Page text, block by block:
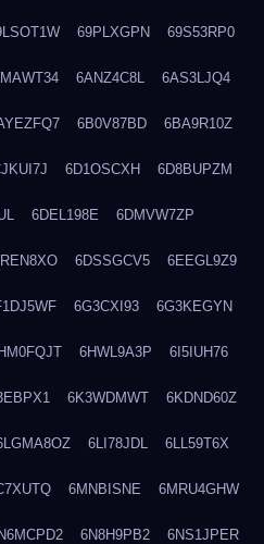
69PLXGPN 69S53RP0
6ANZ4C8L 6AS3LJQ4
6B0V87BD 6BA9R10Z
6D1OSCXH 6D8BUPZM
6DEL198E 6DMVW7ZP
6DSSGCV5 6EEGL9Z9
6G3CXI93 6G3KEGYN
6HWL9A3P 6I5IUH76
6K3WDMWT 6KDND60Z
6LI78JDL 6LL59T6X
6MNBISNE 6MRU4GHW
6N8H9PB2 6NS1JPER